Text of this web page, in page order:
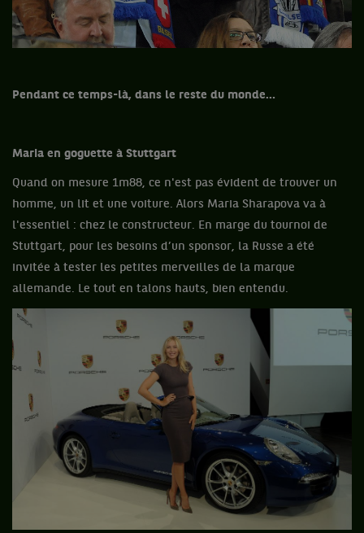
Pendant ce temps-là, dans le reste du monde…
Maria en goguette à Stuttgart
Quand on mesure 1m88, ce n'est pas évident de trouver un
homme, un lit et une voiture. Alors Maria Sharapova va à
l'essentiel : chez le constructeur. En marge du tournoi de
Stuttgart, pour les besoins d’un sponsor, la Russe a été
invitée à tester les petites merveilles de la marque
allemande. Le tout en talons hauts, bien entendu.